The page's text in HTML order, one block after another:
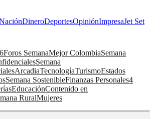
DineroDeportesOpiniónImpresaJet Set
Foros SemanaMejor ColombiaSemana
Semana
ArcadiaTecnologíaTurismoEstados
Semana SostenibleFinanzas Personales4
EducaciónContenido en
RuralMujeres